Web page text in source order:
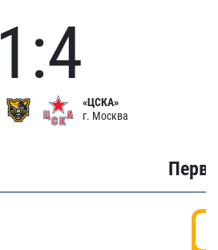
1:4
«ЦСКА»
г. Москва